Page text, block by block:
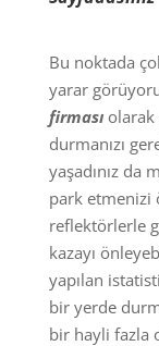
Bu noktada
yarar
firmasıolarak
durmanızı
yaşadınız da
park etmenizi
reflektörlerle
kazayı
yapılan
bir yerde
bir hayli fazla